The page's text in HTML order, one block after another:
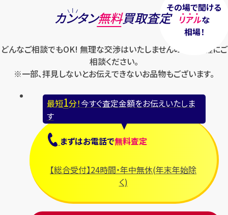
その場で聞ける
リアルな
相場！
カンタン無料買取査定
どんなご相談でもOK! 無理な交渉はいたしませんのでお気軽にご
相談ください。
※一部、拝見しないとお伝えできないお品物もございます。
最短1分！今すぐ査定金額をお伝えいたしま
す
まずはお電話で無料査定
【総合受付】24時間・年中無休(年末年始除
く)